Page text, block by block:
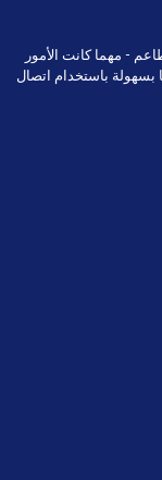
- مهما كانت الأمور
بسهولة باستخدام اتصال